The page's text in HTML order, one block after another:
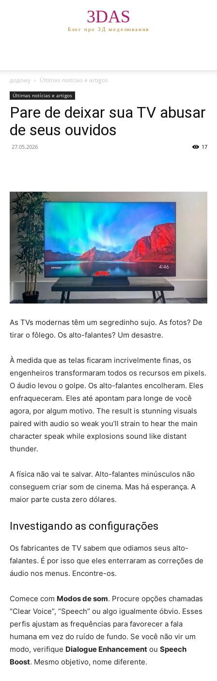
3DAS
Блог про 3Д моделювання
додому Últimas notícias e artigos
Últimas notícias e artigos
Pare de deixar sua TV abusar
de seus ouvidos
27.05.2026 17
As TVs modernas têm um segredinho sujo. As fotos? De
tirar o fôlego. Os alto-falantes? Um desastre.
À medida que as telas ficaram incrivelmente finas, os
engenheiros transformaram todos os recursos em pixels.
O áudio levou o golpe. Os alto-falantes encolheram. Eles
enfraqueceram. Eles até apontam para longe de você
agora, por algum motivo. The result is stunning visuals
paired with audio so weak you’ll strain to hear the main
character speak while explosions sound like distant
thunder.
A física não vai te salvar. Alto-falantes minúsculos não
conseguem criar som de cinema. Mas há esperança. A
maior parte custa zero dólares.
Investigando as configurações
Os fabricantes de TV sabem que odiamos seus alto-
falantes. É por isso que eles enterraram as correções de
áudio nos menus. Encontre-os.
Comece com Modos de som. Procure opções chamadas
“Clear Voice”, “Speech” ou algo igualmente óbvio. Esses
perfis ajustam as frequências para favorecer a fala
humana em vez do ruído de fundo. Se você não vir um
modo, verifique Dialogue Enhancement ou Speech
Boost. Mesmo objetivo, nome diferente.